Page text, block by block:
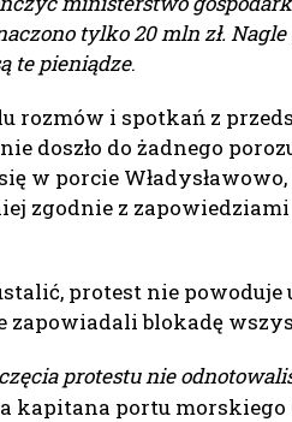
tylko 20 mln zł.
te pieniądze.
rozmów i spotkań z
doszło do żadnego
w porcie
zgodnie z
protest nie
zapowiadali blokadę
protestu nie
kapitana portu